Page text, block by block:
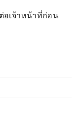
อเจ้าหน้าที่ก่อน